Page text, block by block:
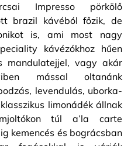
Impresso pörkölő
brazil kávéból főzik, de
is, ami most nagy
kávézókhoz hűen
vagy akár
mással oltanánk
levendulás, uborka-
limonádék állnak
túl a’la carte
kemencés és bográcsban